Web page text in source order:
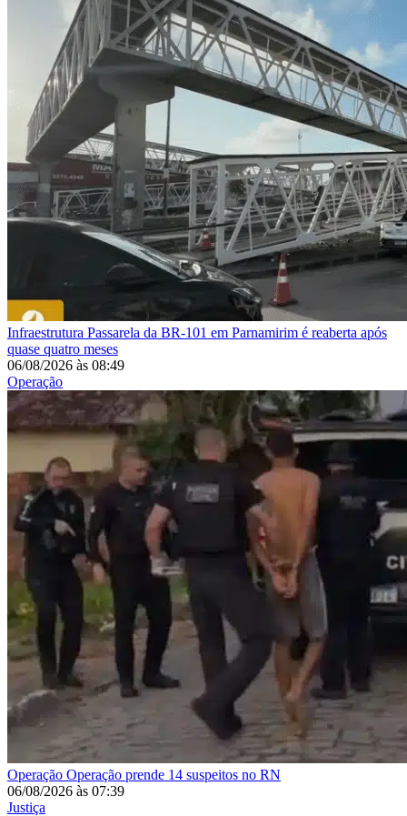
Infraestrutura Passarela da BR-101 em Parnamirim é reaberta após
quase quatro meses
06/08/2026 às 08:49
Operação
Operação Operação prende 14 suspeitos no RN
06/08/2026 às 07:39
Justiça